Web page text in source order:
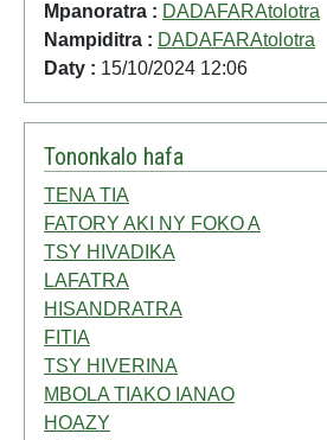
Mpanoratra : DADAFARAtolotra
Nampiditra : DADAFARAtolotra
Daty : 15/10/2024 12:06
Tononkalo hafa
TENA TIA
FATORY AKI NY FOKO A
TSY HIVADIKA
LAFATRA
HISANDRATRA
FITIA
TSY HIVERINA
MBOLA TIAKO IANAO
HOAZY